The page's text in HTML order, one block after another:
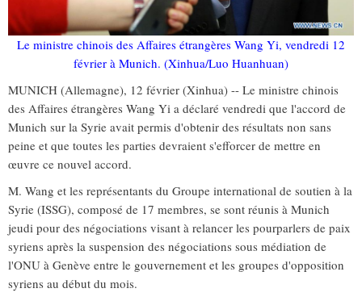
Le ministre chinois des Affaires étrangères Wang Yi, vendredi 12
février à Munich. (Xinhua/Luo Huanhuan)
MUNICH (Allemagne), 12 février (Xinhua) -- Le ministre chinois
des Affaires étrangères Wang Yi a déclaré vendredi que l'accord de
Munich sur la Syrie avait permis d'obtenir des résultats non sans
peine et que toutes les parties devraient s'efforcer de mettre en
œuvre ce nouvel accord.
M. Wang et les représentants du Groupe international de soutien à la
Syrie (ISSG), composé de 17 membres, se sont réunis à Munich
jeudi pour des négociations visant à relancer les pourparlers de paix
syriens après la suspension des négociations sous médiation de
l'ONU à Genève entre le gouvernement et les groupes d'opposition
syriens au début du mois.